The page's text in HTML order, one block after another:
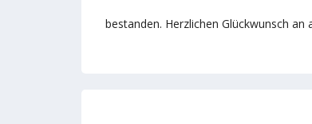
bestanden. Herzlichen Glückwunsch an